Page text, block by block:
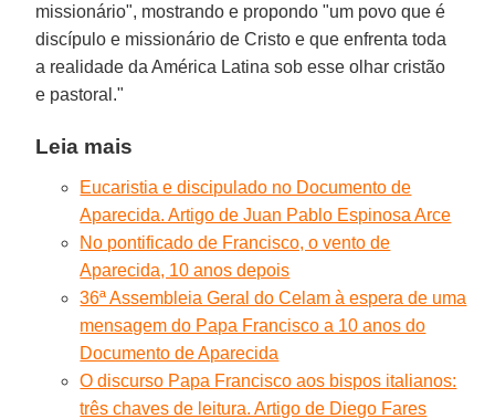
missionário", mostrando e propondo "um povo que é
discípulo e missionário de Cristo e que enfrenta toda
a realidade da América Latina sob esse olhar cristão
e pastoral."
Leia mais
Eucaristia e discipulado no Documento de
Aparecida. Artigo de Juan Pablo Espinosa Arce
No pontificado de Francisco, o vento de
Aparecida, 10 anos depois
36ª Assembleia Geral do Celam à espera de uma
mensagem do Papa Francisco a 10 anos do
Documento de Aparecida
O discurso Papa Francisco aos bispos italianos:
três chaves de leitura. Artigo de Diego Fares